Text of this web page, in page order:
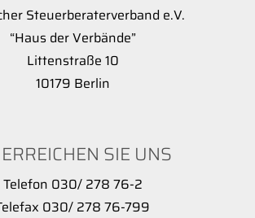
Steuerberaterverband e.V.
“Haus der Verbände”
Littenstraße 10
10179 Berlin
SIE UNS
Telefon 030/ 278 76-2
030/ 278 76-799